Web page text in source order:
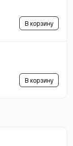
В корзину
В корзину